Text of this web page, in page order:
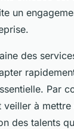
un
des
Par
veiller à
des talents